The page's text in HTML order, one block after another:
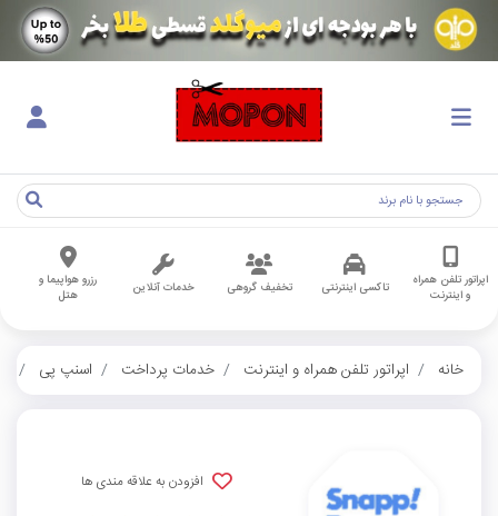
اپراتور تلفن همراه
و اینترنت
تاکسی اینترنتی تخفیف گروهی خدمات آنلاین
رزرو هواپیما و
هتل
خانه اپراتور تلفن همراه و اینترنت خدمات پرداخت اسنپ پی
افزودن به علاقه مندی ها